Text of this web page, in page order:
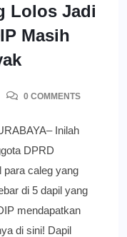
Lolos Jadi
Masih
0 COMMENTS
Inilah
DPRD
para caleg yang
di 5 dapil yang
mendapatkan
di sini! Dapil